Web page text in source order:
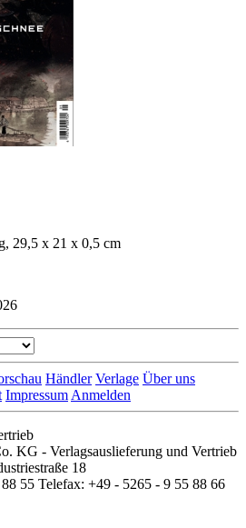
29,5 x 21 x 0,5 cm
Händler Verlage Über uns
Impressum Anmelden
KG - Verlagsauslieferung und Vertrieb
18
55 Telefax: +49 - 5265 - 9 55 88 66